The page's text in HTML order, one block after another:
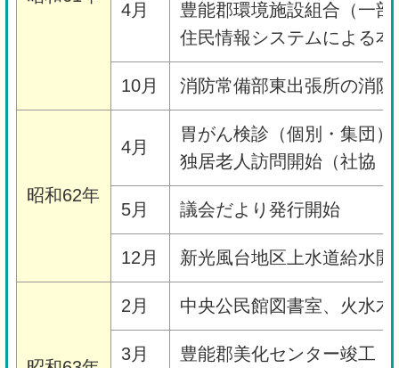
4月
豊能郡環境施設組合（一
住民情報システムによる
10月 消防常備部東出張所の消
昭和62年
4月
胃がん検診（個別・集団
独居老人訪問開始（社協
5月 議会だより発行開始
12月 新光風台地区上水道給水開
2月 中央公民館図書室、火水
3月 豊能郡美化センター竣工